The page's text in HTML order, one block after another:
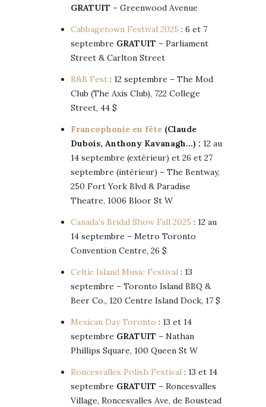
GRATUIT – Greenwood Avenue
Cabbagetown Festival 2025 : 6 et 7
septembre GRATUIT – Parliament
Street & Carlton Street
R&B Fest : 12 septembre – The Mod
Club (The Axis Club), 722 College
Street, 44 $
Francophonie en fête (Claude
Dubois, Anthony Kavanagh…) : 12 au
14 septembre (extérieur) et 26 et 27
septembre (intérieur) – The Bentway,
250 Fort York Blvd & Paradise
Theatre, 1006 Bloor St W
Canada’s Bridal Show Fall 2025 : 12 au
14 septembre – Metro Toronto
Convention Centre, 26 $
Celtic Island Music Festival : 13
septembre – Toronto Island BBQ &
Beer Co., 120 Centre Island Dock, 17 $
Mexican Day Toronto : 13 et 14
septembre GRATUIT – Nathan
Phillips Square, 100 Queen St W
Roncesvalles Polish Festival : 13 et 14
septembre GRATUIT – Roncesvalles
Village, Roncesvalles Ave, de Boustead